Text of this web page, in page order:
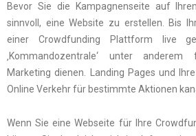
Bevor Sie die Kampagnenseite auf
sinnvoll, eine Website zu erstellen. Bis
einer Crowdfunding Plattform live
‚Kommandozentrale‘ unter
Marketing dienen. Landing Pages und
Online Verkehr für bestimmte Aktionen
Wenn Sie eine Webseite für Ihre